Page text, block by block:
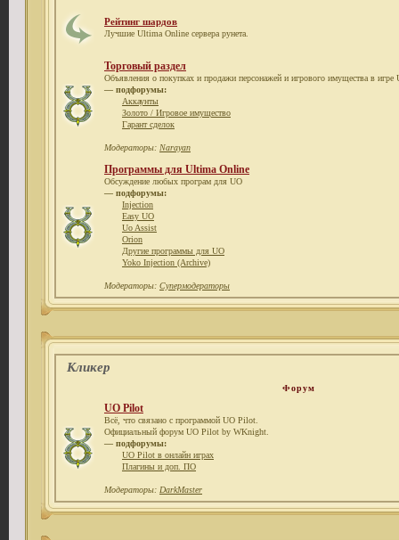
Рейтинг шардов
Лучшие Ultima Online сервера рунета.
Торговый раздел
Объявления о покупках и продажи персонажей и игрового имущества в
— подфорумы:
Аккаунты
Золото / Игровое имущество
Гарант сделок
Модераторы: Narayan
Программы для Ultima Online
Обсуждение любых програм для UO
— подфорумы:
Injection
Easy UO
Uo Assist
Orion
Другие программы для UO
Yoko Injection (Archive)
Модераторы: Супермодераторы
Кликер
Форум
UO Pilot
Всё, что связано с программой UO Pilot.
Официальный форум UO Pilot by WKnight.
— подфорумы:
UO Pilot в онлайн играх
Плагины и доп. ПО
Модераторы: DarkMaster